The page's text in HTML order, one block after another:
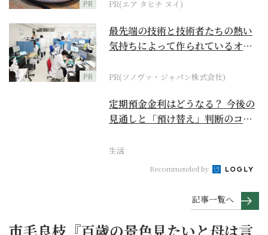
PR PR(エア タヒチ ヌイ)
PR
最先端の技術と技術者たちの熱い
気持ちによって作られているオー
PR(ソノヴァ・ジャパン株式会社)
定期預金金利はどうなる？ 今後の
見通しと「預け替え」判断のコツ
生活
Recommended by
記事一覧へ
市毛良枝『百歳の景色見たいと母は言